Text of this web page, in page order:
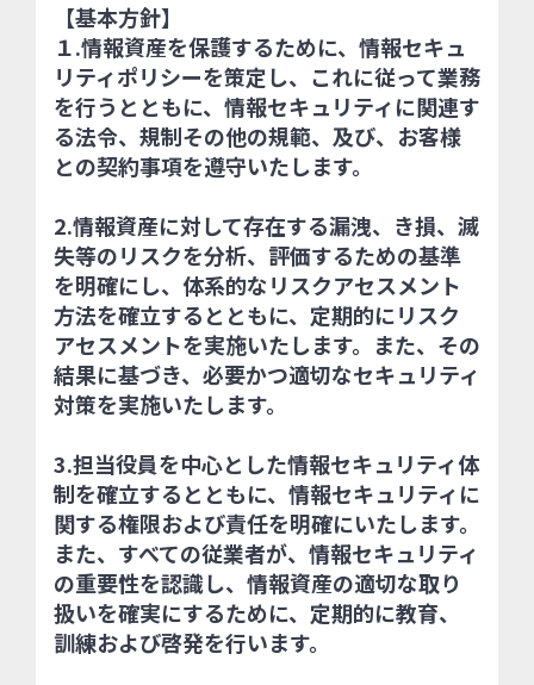
【基本方針】
１.情報資産を保護するために、情報セキュ
リティポリシーを策定し、これに従って業務
を行うとともに、情報セキュリティに関連す
る法令、規制その他の規範、及び、お客様
との契約事項を遵守いたします。
2.情報資産に対して存在する漏洩、き損、滅
失等のリスクを分析、評価するための基準
を明確にし、体系的なリスクアセスメント
方法を確立するとともに、定期的にリスク
アセスメントを実施いたします。また、その
結果に基づき、必要かつ適切なセキュリティ
対策を実施いたします。
3.担当役員を中心とした情報セキュリティ体
制を確立するとともに、情報セキュリティに
関する権限および責任を明確にいたします。
また、すべての従業者が、情報セキュリティ
の重要性を認識し、情報資産の適切な取り
扱いを確実にするために、定期的に教育、
訓練および啓発を行います。